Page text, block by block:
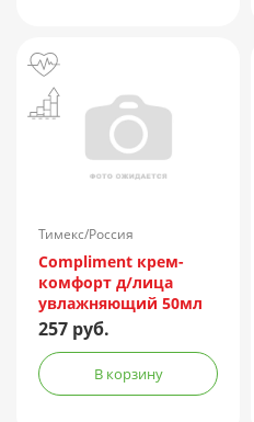
Тимекс/Россия
Compliment крем-
комфорт д/лица
увлажняющий 50мл
257 руб.
В корзину